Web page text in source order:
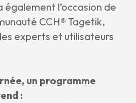
également l’occasion de
CCH® Tagetik,
experts et utilisateurs
un programme
: